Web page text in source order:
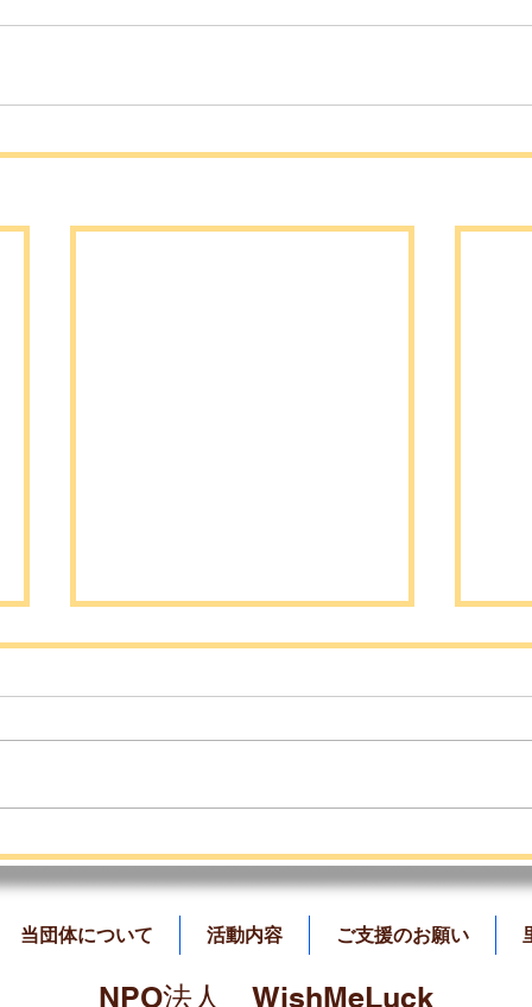
しま
当団体について 活動内容 ご支援のお願い
​NPO法人 WishMeLuck